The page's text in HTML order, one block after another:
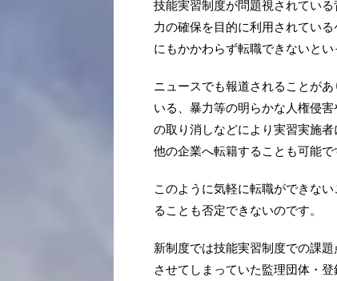
技能実習制度が問題視されてい
力の確保を目的に利用されてい
にもかかわらず転職できないと
ニュースでも報道されることが
いる、暴力等の明らかな人権侵
の取り消しなどにより実習実施
他の企業へ転籍することも可能
このように気軽に転職ができな
ることも否定できないのです。
新制度では技能実習制度での課
させてしまっていた監理団体・